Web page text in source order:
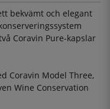
bekvämt och elegant
Coravin Pure-kapslar
Coravin Model Three,
Wine Conservation